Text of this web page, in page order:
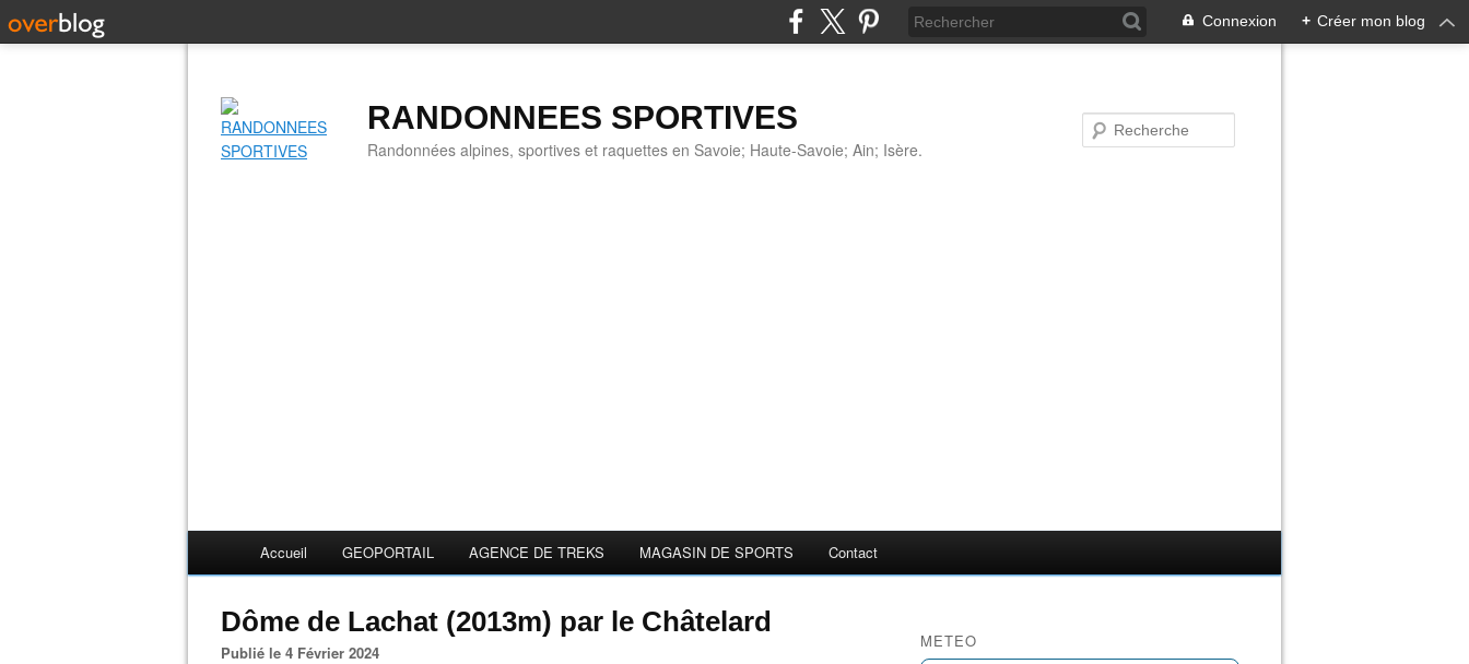
Connexion + Créer mon blog
RANDONNEES SPORTIVES
Randonnées alpines, sportives et raquettes en Savoie; Haute-Savoie; Ain; Isère.
Accueil GEOPORTAIL AGENCE DE TREKS MAGASIN DE SPORTS Contact
Dôme de Lachat (2013m) par le Châtelard
Publié le 4 Février 2024
METEO